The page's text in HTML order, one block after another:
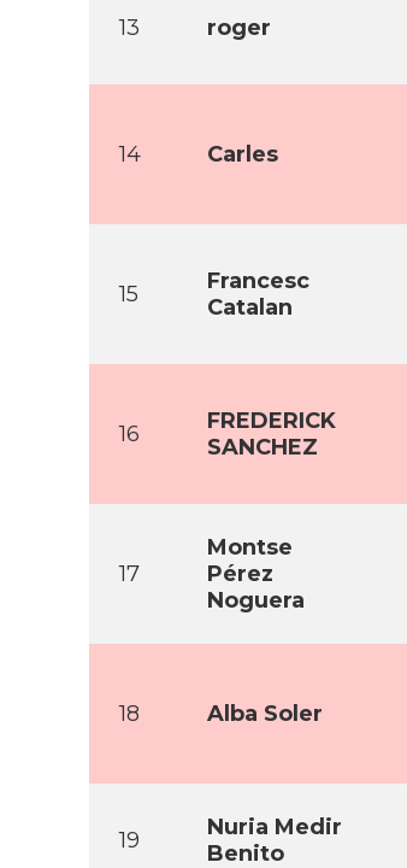
13 roger
14 Carles
15
Francesc
Catalan
16
FREDERICK
SANCHEZ
17
Montse
Pérez
Noguera
18 Alba Soler
19
Nuria Medir
Benito